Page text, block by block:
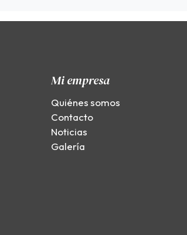
Mi empresa
Quiénes somos
Contacto
Noticias
Galería